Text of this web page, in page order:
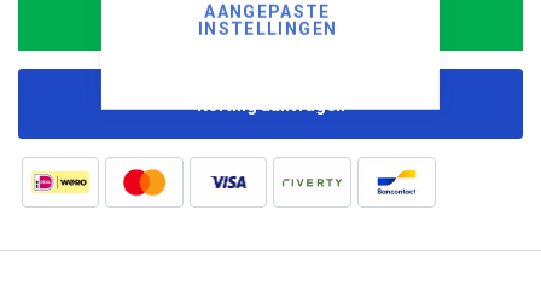
AANGEPASTE
INSTELLINGEN
In Winkelwagen
Korting aanvragen